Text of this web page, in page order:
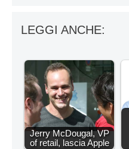
LEGGI ANCHE:
Jerry McDougal, VP
of retail, lascia Apple